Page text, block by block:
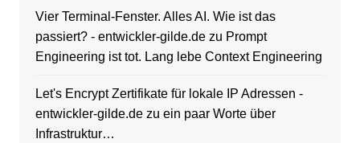
Vier Terminal-Fenster. Alles AI. Wie ist das
passiert? - entwickler-gilde.dezu Prompt
Engineering ist tot. Lang lebe Context Engineering
Let's Encrypt Zertifikate für lokale IP Adressen -
entwickler-gilde.dezu ein paar Worte über
Infrastruktur…